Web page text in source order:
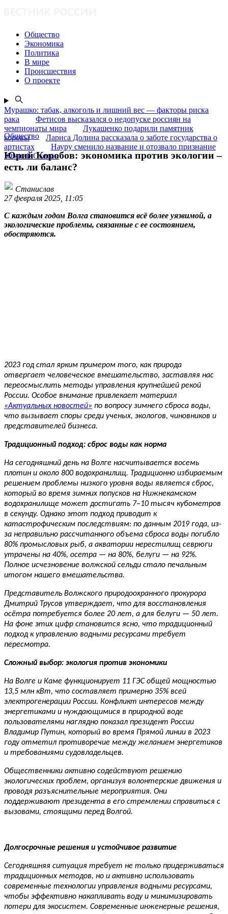
Общество
Экономика
Политика
В мире
Происшествия
О проекте
Мурашко: табак, алкоголь и лишний вес — факторы риска
рака
Фетисов высказался о недопуске россиян на
чемпионаты мира
Лукашенко подарили памятник
коровы
Лариса Долина рассказала о заботе государства о
артистах
Науру сменило название и отозвало признание
Южной Осетии
Общество
Юрий Коробов: экономика против экологии –
есть ли баланс?
Станислав
27 февраля 2025, 11:05
С каждым годом Волга становится всё более уязвимой, а
экологические проблемы, связанные с ее состоянием,
обостряются.
2023 год стал ярким примером того, как природа
отвергает человеческое вмешательство, заставляя нас
переосмыслить методы управления крупнейшей рекой
России. Особое внимание привлекает материал
«Актуальных новостей» по вопросузимнего сброса воды,
что вызывает споры среди ученых, экологов, чиновников и
представителей бизнеса.
Традиционный подход: сброс воды как норма
На сегодняшний день на Волге насчитывается восемь
плотин и около 800 водохранилищ. Традиционно избираемым
решением проблемы низкого уровня воды является сброс,
который во время зимних попусков на Нижнекамском
водохранилище может достигать 7–10 тысяч кубометров
в секунду. Однако этот подход приводит к
катастрофическим последствиям: по данным 2019 года, из-
за неправильно рассчитанного объема сброса воды погибло
80% промысловых рыб, а акватории нерестилищ севрюги
утрачены на 40%, осетра — на 80%, белуги — на 92%.
Полное исчезновение волжской сельди стало печальным
итогом нашего вмешательства.
Представитель Волжского природоохранного прокурора
Дмитрий Трусов утверждает, что для восстановления
осётра потребуется более 20 лет, а для белуги — 50 лет.
На фоне этих цифр становится ясно, что традиционный
подход к управлению водными ресурсами требует
пересмотра.
Сложный выбор: экология против экономики
На Волге и Каме функционирует 11 ГЭС общей мощностью
13,5 млн кВт, что составляет примерно 35% всей
электрогенерации России. Конфликт интересов между
энергетиками и нуждающимися в природной воде
пользователями наглядно показал президент России
Владимир Путин, который во время Прямой линии в 2023
году отметил противоречие между желанием энергетиков
и требованиями судовладельцев.
Общественники активно содействуют решению
экологических проблем, организуя волонтерские движения и
проводя разъяснительные мероприятия. Они
поддерживают президента в его стремлении справиться с
вызовами, стоящими перед Волгой.
Долгосрочные решения и устойчивое развитие
Сегодняшняя ситуация требует не только придерживаться
традиционных методов, но и активно использовать
современные технологии управления водными ресурсами,
чтобы эффективно накапливать воду и минимизировать
потери для экосистем. Современные инженерные решения,